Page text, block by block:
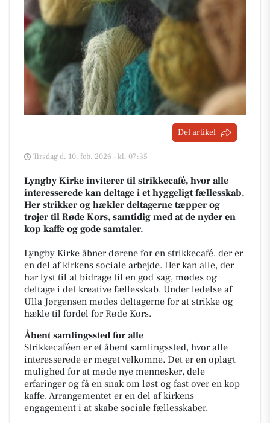
Del artikel
Tirsdag d. 10. feb. 2026 - kl. 07:35
Lyngby Kirke inviterer til strikkecafé, hvor alle
interesserede kan deltage i et hyggeligt fællesskab.
Her strikker og hækler deltagerne tæpper og
trøjer til Røde Kors, samtidig med at de nyder en
kop kaffe og gode samtaler.
Lyngby Kirke åbner dørene for en strikkecafé, der er
en del af kirkens sociale arbejde. Her kan alle, der
har lyst til at bidrage til en god sag, mødes og
deltage i det kreative fællesskab. Under ledelse af
Ulla Jørgensen mødes deltagerne for at strikke og
hækle til fordel for Røde Kors.
Åbent samlingssted for alle
Strikkecaféen er et åbent samlingssted, hvor alle
interesserede er meget velkomne. Det er en oplagt
mulighed for at møde nye mennesker, dele
erfaringer og få en snak om løst og fast over en kop
kaffe. Arrangementet er en del af kirkens
engagement i at skabe sociale fællesskaber.